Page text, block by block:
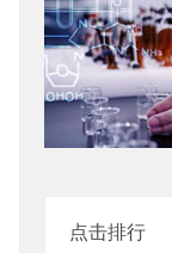
点击排行